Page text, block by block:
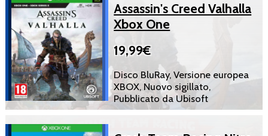
Assassin's Creed Valhalla
Xbox One
19,99€
Disco BluRay, Versione europea
XBOX, Nuovo sigillato,
Pubblicato da Ubisoft